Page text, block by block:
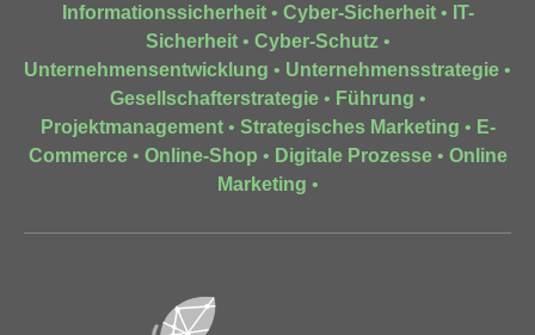
Informationssicherheit• Cyber-Sicherheit• IT-
Sicherheit• Cyber-Schutz•
Unternehmensentwicklung • Unternehmensstrategie •
Gesellschafterstrategie• Führung •
Projektmanagement• Strategisches Marketing • E-
Commerce• Online-Shop • Digitale Prozesse• Online
Marketing •